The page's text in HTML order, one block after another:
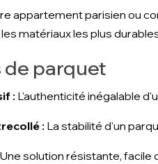
appartement parisien ou
matériaux les plus
de parquet
: L'authenticité inégalable
: La stabilité d'un
Une solution résistante,